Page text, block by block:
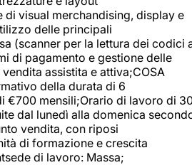
di visual merchandising, display e
delle principali
(scanner per la lettura dei codici
di pagamento e gestione delle
assistita e attiva;COSA
della durata di 6
€700 mensili;Orario di lavoro di
dal lunedì alla domenica
vendita, con riposi
di formazione e crescita
di lavoro: Massa;